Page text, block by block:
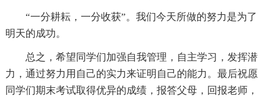
“一分耕耘，一分收获”。我们今天所做的努力是为了
明天的成功。
总之，希望同学们加强自我管理，自主学习，发挥潜
力，通过努力用自己的实力来证明自己的能力。最后祝愿
同学们期末考试取得优异的成绩，报答父母，回报老师，